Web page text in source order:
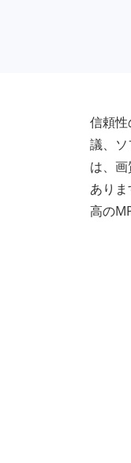
信頼
議、
は、
あり
高の